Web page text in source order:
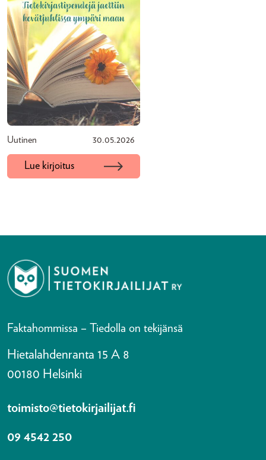
Uutinen 30.05.2026
Lue kirjoitus
Faktahommissa – Tiedolla on tekijänsä
Hietalahdenranta 15 A 8
00180 Helsinki
toimisto@tietokirjailijat.fi
09 4542 250